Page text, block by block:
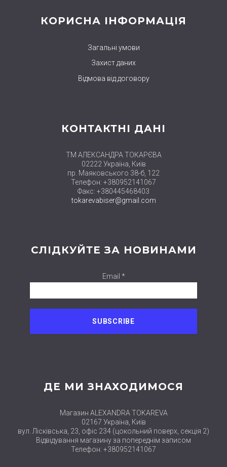
КОРИСНА ІНФОРМАЦІЯ
Загальні умови
Захист даних
Відмова від договору
КОНТАКТНІ ДАНІ
ТМ АЛЕКСАНДРА ТОКАРЄВА
02222 Україна, Київ
пр. Маяковського 38-б, 122
Телефон: +380952141067
Факс: +380445468403
tokarevabiser@gmail.com
СЛІДКУЙТЕ ЗА НОВИНАМИ
Email *
ДЕ МИ ЗНАХОДИМОСЯ
Магазин ALEXANDRA TOKAREVA
02167 Україна, Київ
вул. Лісківська, 23, офіс 234 (цокольний поверх, секція 2)
Відвідування магазину за попереднім записом
Телефон: +380952141067